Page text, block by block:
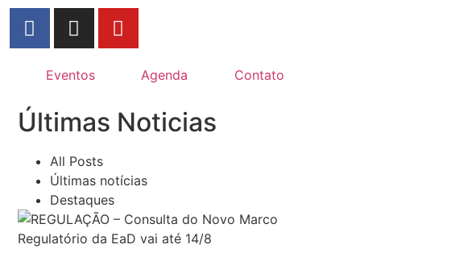
Eventos Agenda Contato
Últimas Noticias
All Posts
Últimas notícias
Destaques